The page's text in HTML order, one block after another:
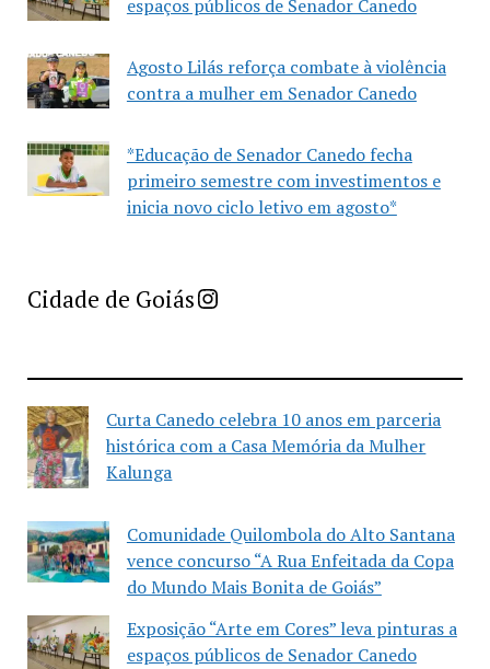
espaços públicos de Senador Canedo
Agosto Lilás reforça combate à violência
contra a mulher em Senador Canedo
*Educação de Senador Canedo fecha
primeiro semestre com investimentos e
inicia novo ciclo letivo em agosto*
Cidade de GoiásImprensa Criativa da Cidade de Goiás
Curta Canedo celebra 10 anos em parceria
histórica com a Casa Memória da Mulher
Kalunga
Comunidade Quilombola do Alto Santana
vence concurso “A Rua Enfeitada da Copa
do Mundo Mais Bonita de Goiás”
Exposição “Arte em Cores” leva pinturas a
espaços públicos de Senador Canedo